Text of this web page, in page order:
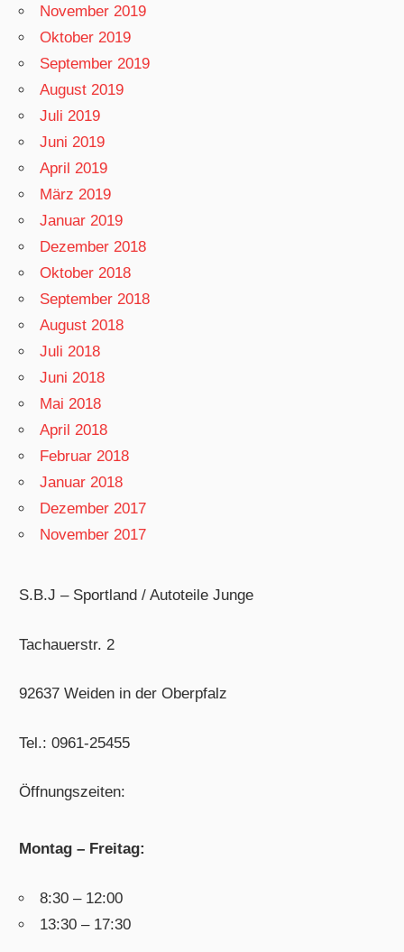
November 2019
Oktober 2019
September 2019
August 2019
Juli 2019
Juni 2019
April 2019
März 2019
Januar 2019
Dezember 2018
Oktober 2018
September 2018
August 2018
Juli 2018
Juni 2018
Mai 2018
April 2018
Februar 2018
Januar 2018
Dezember 2017
November 2017
S.B.J – Sportland / Autoteile Junge
Tachauerstr. 2
92637 Weiden in der Oberpfalz
Tel.: 0961-25455
Öffnungszeiten:
Montag – Freitag:
8:30 – 12:00
13:30 – 17:30